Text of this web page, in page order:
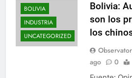
BOLIVIA
INDUSTRIA
UNCATEGORIZED
Bolivia:
son los
los
ago
0